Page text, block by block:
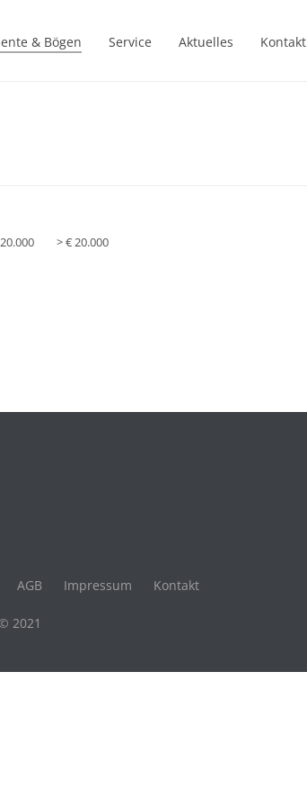
& Bögen Service Aktuelles Kontakt
> € 20.000
AGB Impressum Kontakt
2021